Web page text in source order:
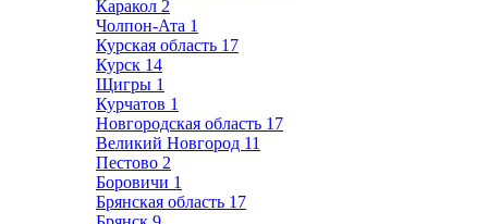
Каракол 2
Чолпон-Ата 1
Курская область 17
Курск 14
Щигры 1
Курчатов 1
Новгородская область 17
Великий Новгород 11
Пестово 2
Боровичи 1
Брянская область 17